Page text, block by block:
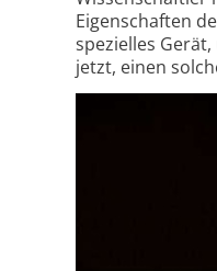
Eigenschaften
spezielles
jetzt, einen